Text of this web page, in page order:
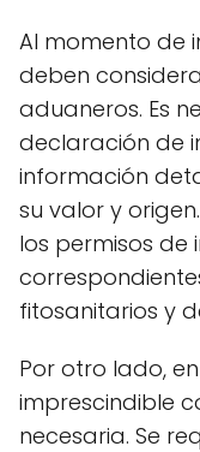
Al momento de
deben
aduaneros. Es
declaración de
información
su valor y
los permisos de
fitosanitarios y
Por otro lado,
imprescindible
necesaria. Se